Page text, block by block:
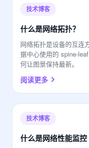
技术博客
什么是网络拓扑？
网络拓扑是设备的互
据中心使用的 spine-
何让图景保持最新。
阅读更多
技术博客
什么是网络性能监控